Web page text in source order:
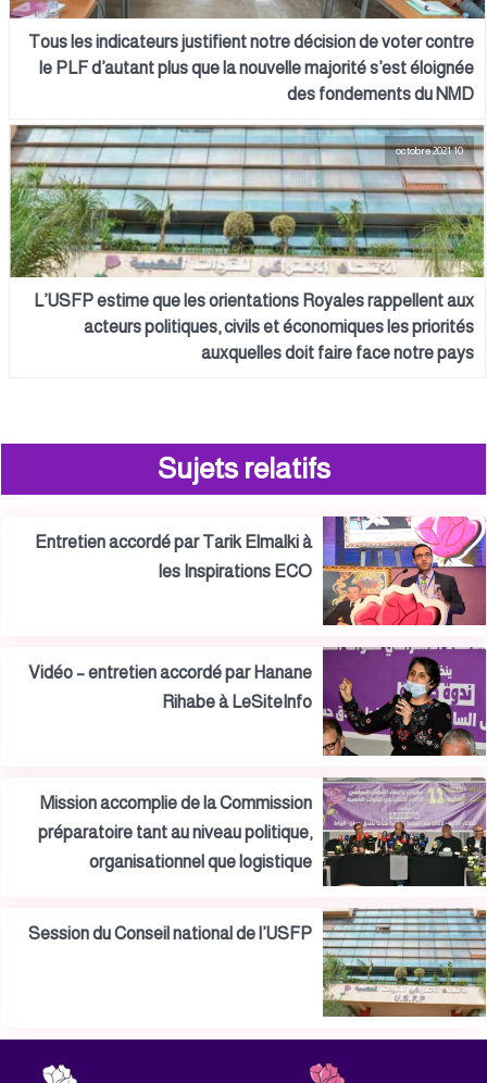
Tous les indicateurs justifient notre décision de voter contre
le PLF d’autant plus que la nouvelle majorité s’est éloignée
des fondements du NMD
10 octobre 2021
L’USFP estime que les orientations Royales rappellent aux
acteurs politiques, civils et économiques les priorités
auxquelles doit faire face notre pays
Sujets relatifs
Entretien accordé par Tarik Elmalki à
les Inspirations ECO
Vidéo – entretien accordé par Hanane
Rihabe à LeSiteInfo
Mission accomplie de la Commission
préparatoire tant au niveau politique,
organisationnel que logistique
Session du Conseil national de l’USFP